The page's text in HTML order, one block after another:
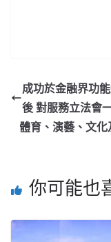
成功於金融界功
後 對服務立法會
體育、演藝、文
你可能也